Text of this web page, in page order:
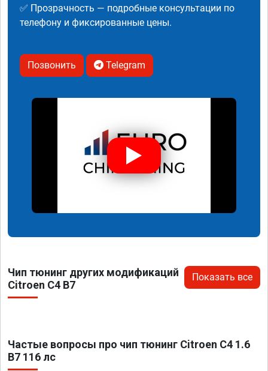
✅ Прозрачность — подробные консультации по
телефону и фиксированные цены.
Позвонить Telegram
Чип тюнинг других модификаций
Citroen C4 B7
Показать все
Частые вопросы про чип тюнинг Citroen C4 1.6
B7 116 лс